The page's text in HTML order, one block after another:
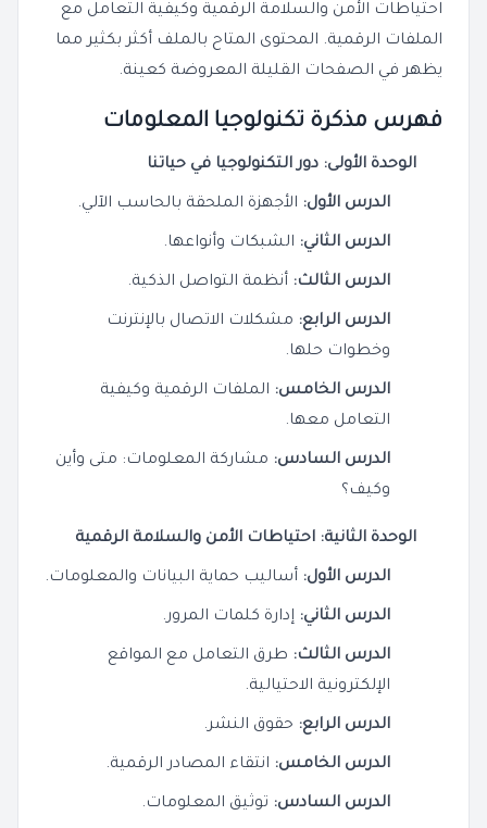
احتياطات الأمن والسلامة الرقمية وكيفية التعامل مع
الملفات الرقمية. المحتوى المتاح بالملف أكثر بكثير مما
يظهر في الصفحات القليلة المعروضة كعينة.
فهرس مذكرة تكنولوجيا المعلومات
الوحدة الأولى: دور التكنولوجيا في حياتنا
الدرس الأول: الأجهزة الملحقة بالحاسب الآلي.
الدرس الثاني: الشبكات وأنواعها.
الدرس الثالث: أنظمة التواصل الذكية.
الدرس الرابع: مشكلات الاتصال بالإنترنت
وخطوات حلها.
الدرس الخامس: الملفات الرقمية وكيفية
التعامل معها.
الدرس السادس: مشاركة المعلومات: متى وأين
وكيف؟
الوحدة الثانية: احتياطات الأمن والسلامة الرقمية
الدرس الأول: أساليب حماية البيانات والمعلومات.
الدرس الثاني: إدارة كلمات المرور.
الدرس الثالث: طرق التعامل مع المواقع
الإلكترونية الاحتيالية.
الدرس الرابع: حقوق النشر.
الدرس الخامس: انتقاء المصادر الرقمية.
الدرس السادس: توثيق المعلومات.